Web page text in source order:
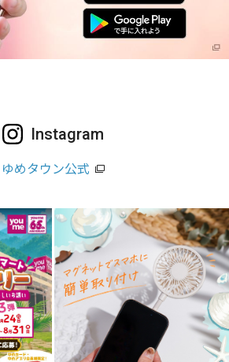
Instagram
ゆめタウン公式